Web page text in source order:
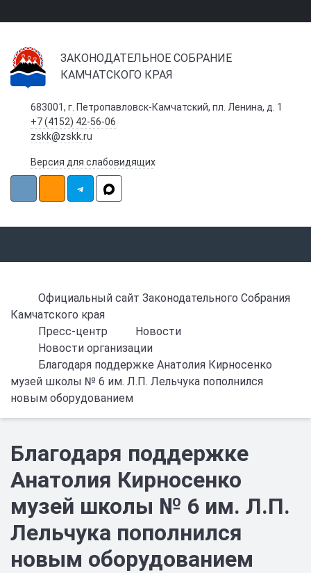
ЗАКОНОДАТЕЛЬНОЕ СОБРАНИЕ
КАМЧАТСКОГО КРАЯ
683001, г. Петропавловск-Камчатский, пл. Ленина, д. 1
+7 (4152) 42-56-06
zskk@zskk.ru
Версия для слабовидящих
Официальный сайт Законодательного Собрания
Камчатского края
Пресс-центр
Новости
Новости организации
Благодаря поддержке Анатолия Кирносенко
музей школы № 6 им. Л.П. Лельчука пополнился
новым оборудованием
Благодаря поддержке
Анатолия Кирносенко
музей школы № 6 им. Л.П.
Лельчука пополнился
новым оборудованием